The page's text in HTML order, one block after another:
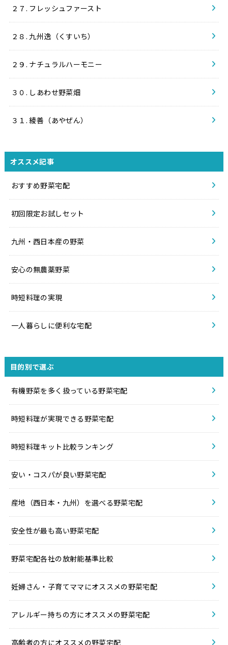
２７. フレッシュファースト
２８. 九州逸（くすいち）
２９. ナチュラルハーモニー
３０. しあわせ野菜畑
３１. 綾善（あやぜん）
オススメ記事
おすすめ野菜宅配
初回限定お試しセット
九州・西日本産の野菜
安心の無農薬野菜
時短料理の実現
一人暮らしに便利な宅配
目的別で選ぶ
有機野菜を多く扱っている野菜宅配
時短料理が実現できる野菜宅配
時短料理キット比較ランキング
安い・コスパが良い野菜宅配
産地（西日本・九州）を選べる野菜宅配
安全性が最も高い野菜宅配
野菜宅配各社の放射能基準比較
妊婦さん・子育てママにオススメの野菜宅配
アレルギー持ちの方にオススメの野菜宅配
高齢者の方にオススメの野菜宅配